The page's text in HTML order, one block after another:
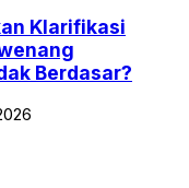
Klarifikasi
Berdasar?